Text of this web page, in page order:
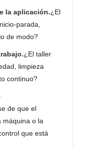
la aplicación.¿El
parada,
de modo?
¿El taller
limpieza
continuo?
de que el
máquina o la
que está